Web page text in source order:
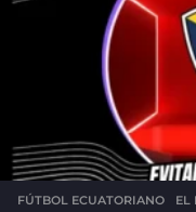
FÚTBOL ECUATORIANO ,EL